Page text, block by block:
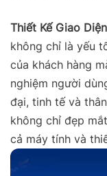
Thiết Kế Giao
không chỉ là yếu
của khách hàng
nghiệm người
đại, tinh tế và
không chỉ đẹp
cả máy tính và